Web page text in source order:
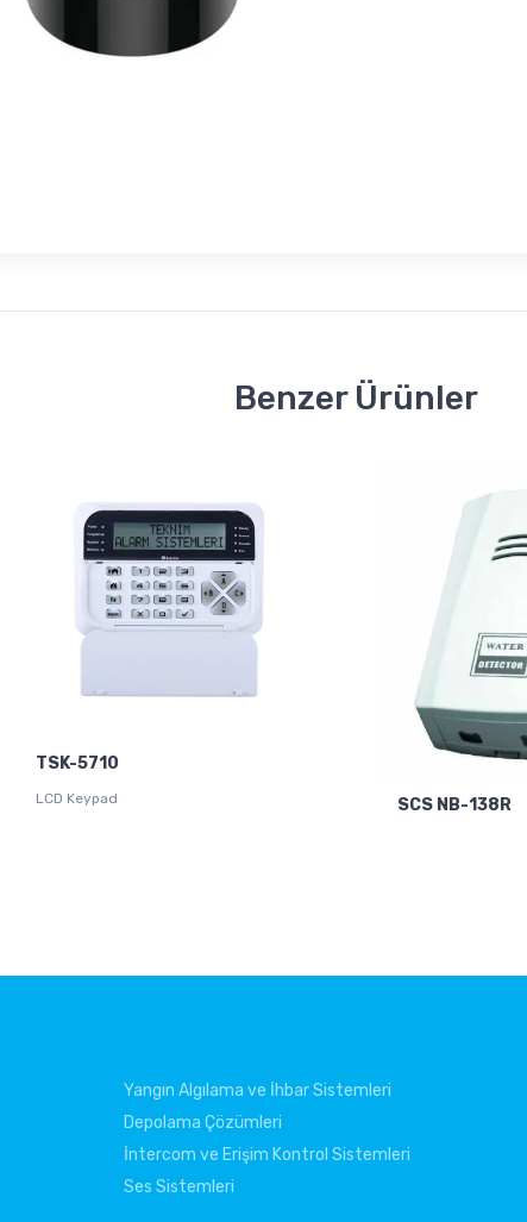
Benzer Ürünler
TSK-5710
LCD Keypad SCS NB-138R
Yangın Algılama ve İhbar Sistemleri
Depolama Çözümleri
İntercom ve Erişim Kontrol Sistemleri
Ses Sistemleri